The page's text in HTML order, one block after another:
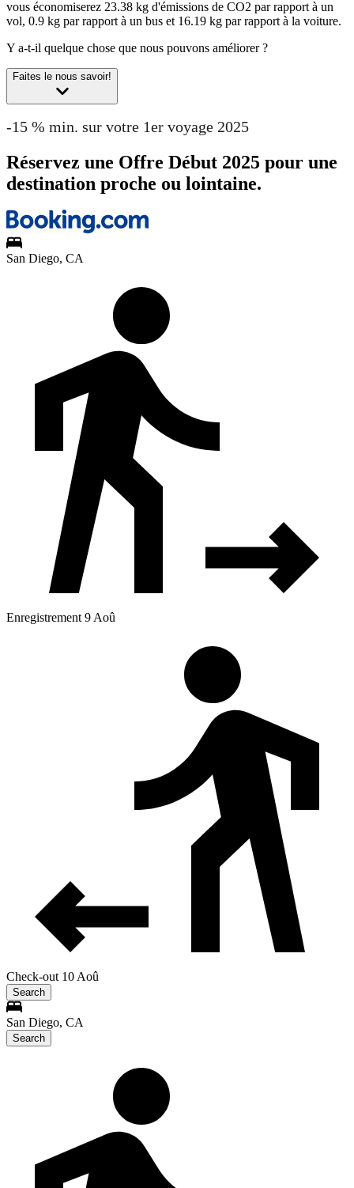
vous économiserez 23.38 kg d'émissions de CO2 par rapport à un
vol, 0.9 kg par rapport à un bus et 16.19 kg par rapport à la voiture.
Y a-t-il quelque chose que nous pouvons améliorer ?
Faites le nous savoir!
-15 % min. sur votre 1er voyage 2025
Réservez une Offre Début 2025 pour une
destination proche ou lointaine.
San Diego, CA
Enregistrement 9 Aoû
Check-out 10 Aoû
Search
San Diego, CA
Search